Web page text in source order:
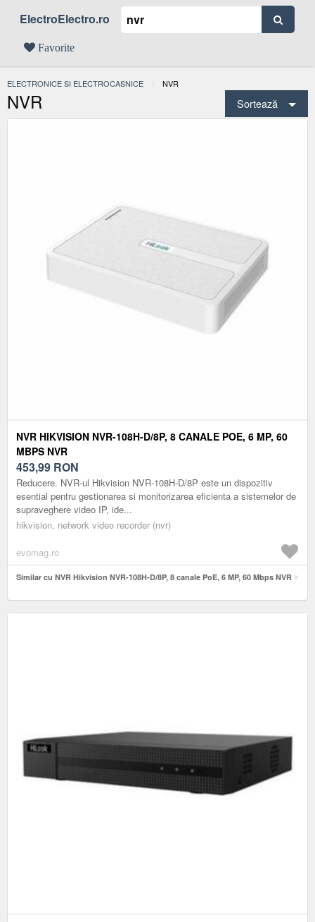
ElectroElectro.ro
Favorite
ELECTRONICE SI ELECTROCASNICE ACTUAL:
NVR
NVR Sortează
NVR HIKVISION NVR-108H-D/8P, 8 CANALE POE, 6 MP, 60
MBPS NVR
453,99 RON
Reducere. NVR-ul Hikvision NVR-108H-D/8P este un dispozitiv
esential pentru gestionarea si monitorizarea eficienta a sistemelor de
supraveghere video IP, ide...
hikvision, network video recorder (nvr)
evomag.ro
Similar cu NVR Hikvision NVR-108H-D/8P, 8 canale PoE, 6 MP, 60 Mbps NVR